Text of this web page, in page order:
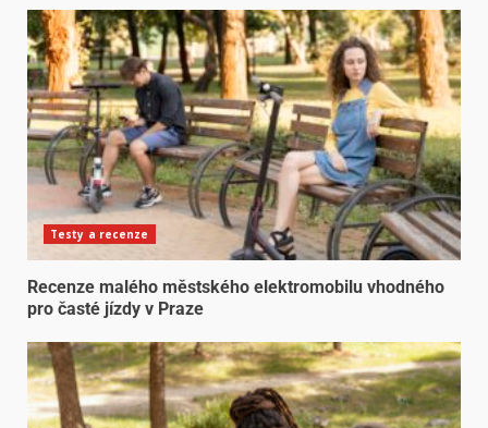
Testy a recenze
Recenze malého městského elektromobilu vhodného
pro časté jízdy v Praze